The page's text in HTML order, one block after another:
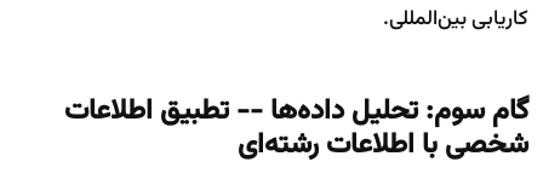
کاریابی بین‌المللی.
گام سوم: تحلیل داده‌ها -- تطبیق اطلاعات
شخصی با اطلاعات رشته‌ای